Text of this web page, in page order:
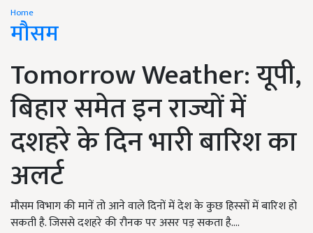
Home
मौसम
Tomorrow Weather: यूपी,
बिहार समेत इन राज्यों में
दशहरे के दिन भारी बारिश का
अलर्ट
मौसम विभाग की मानें तो आने वाले दिनों में देश के कुछ हिस्सों में बारिश हो
सकती है. जिससे दशहरे की रौनक पर असर पड़ सकता है....